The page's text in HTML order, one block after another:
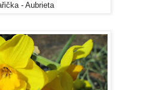
- Aubrieta